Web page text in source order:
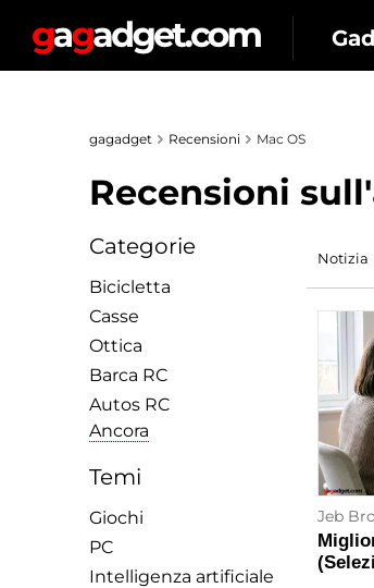
gagadget Recensioni Mac OS
Recensioni
Notizia
Jeb
Categorie
Bicicletta
Сasse
Ottica
Barca RC
Autos RC
Ancora
Temi
Giochi
PC
Intelligenza artificiale